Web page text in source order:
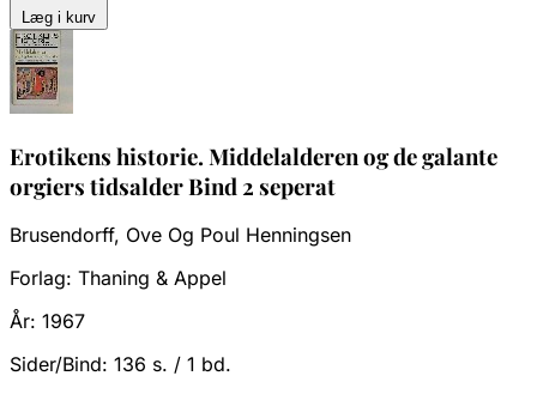
Læg i kurv
Erotikens historie. Middelalderen og de galante
orgiers tidsalder Bind 2 seperat
Brusendorff, Ove Og Poul Henningsen
Forlag: Thaning & Appel
År: 1967
Sider/Bind: 136 s. / 1 bd.